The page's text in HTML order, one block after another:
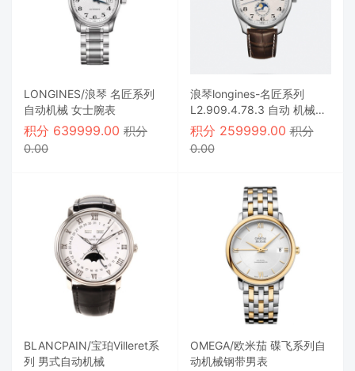
LONGINES/浪琴 名匠系列
自动机械 女士腕表
积分 639999.00 积分
0.00
浪琴longines-名匠系列
L2.909.4.78.3 自动 机械男
表
积分 259999.00积分
0.00
BLANCPAIN/宝珀Villeret系
列 男式自动机械
OMEGA/欧米茄 碟飞系列自
动机械钢带男表